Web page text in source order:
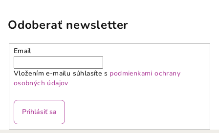
Odoberať newsletter
Email
Vložením e-mailu súhlasíte s podmienkami ochrany
osobných údajov
Prihlásiť sa